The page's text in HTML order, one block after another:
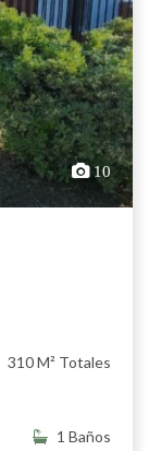
10
310 M² Totales
1 Baños